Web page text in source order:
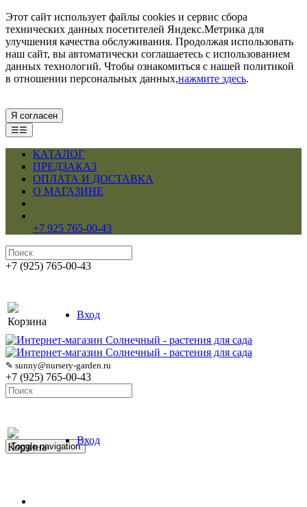
Этот сайт использует файлы cookies и сервис сбора
технических данных посетителей Яндекс.Метрика для
улучшения качества обслуживания. Продолжая использовать
наш сайт, вы автоматически соглашаетесь с использованием
данных технологий. Чтобы ознакомиться с нашей политикой
в отношении персональных данных,нажмите здесь.
Я согласен
☰☰
КАТАЛОГ
ПРЕДЗАКАЗ
ОПЛАТА И ДОСТАВКА
О МАГАЗИНЕ
+7 925 765-00-43
+7 (925) 765-00-43
Корзина
Вход
✎ sunny@nursery-garden.ru
+7 (925) 765-00-43
Корзина
Вход
Toggle navigation